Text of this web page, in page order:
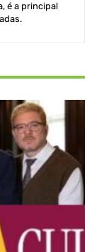
é a principal